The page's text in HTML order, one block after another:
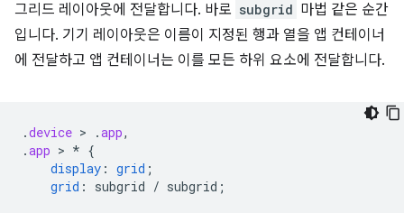
그리드 레이아웃에 전달합니다. 바로 subgrid 마법 같은 순간
입니다. 기기 레이아웃은 이름이 지정된 행과 열을 앱 컨테이너
에 전달하고 앱 컨테이너는 이를 모든 하위 요소에 전달합니다.
.device > .app,
.app > * {
display : grid ;
grid : subgrid / subgrid ;